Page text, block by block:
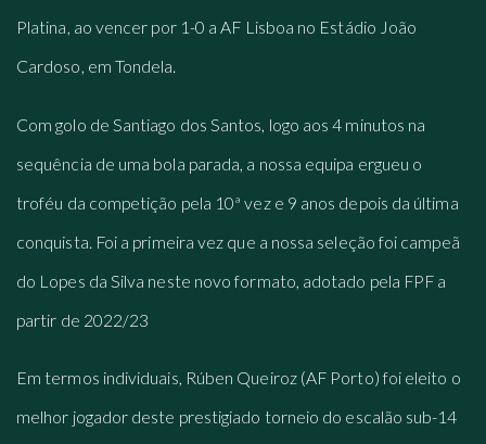
Platina, ao vencer por 1-0 a AF Lisboa no Estádio João
Cardoso, em Tondela.
Com golo de Santiago dos Santos, logo aos 4 minutos na
sequência de uma bola parada, a nossa equipa ergueu o
troféu da competição pela 10ª vez e 9 anos depois da última
conquista. Foi a primeira vez que a nossa seleção foi campeã
do Lopes da Silva neste novo formato, adotado pela FPF a
partir de 2022/23
Em termos individuais, Rúben Queiroz (AF Porto) foi eleito o
melhor jogador deste prestigiado torneio do escalão sub-14